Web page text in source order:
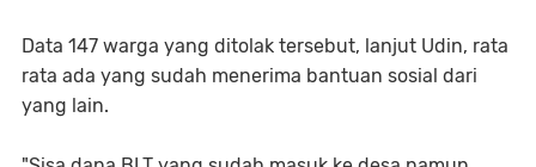
Data 147 warga yang ditolak tersebut, lanjut Udin, rata
rata ada yang sudah menerima bantuan sosial dari
yang lain.